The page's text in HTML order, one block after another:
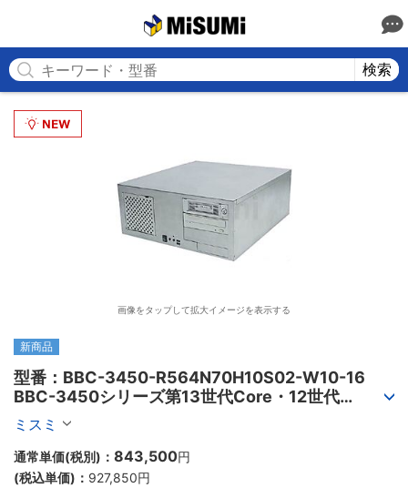
検索
画像をタップして拡大イメージを表示する
新商品
型番：BBC-3450-R564N70H10S02-W10-16
BBC-3450シリーズ第13世代Core・12世代
Celeron対応フロアマウント4PCIe
ミスミ
通常単価(税別)： 843,500円
(税込単価)： 927,850円